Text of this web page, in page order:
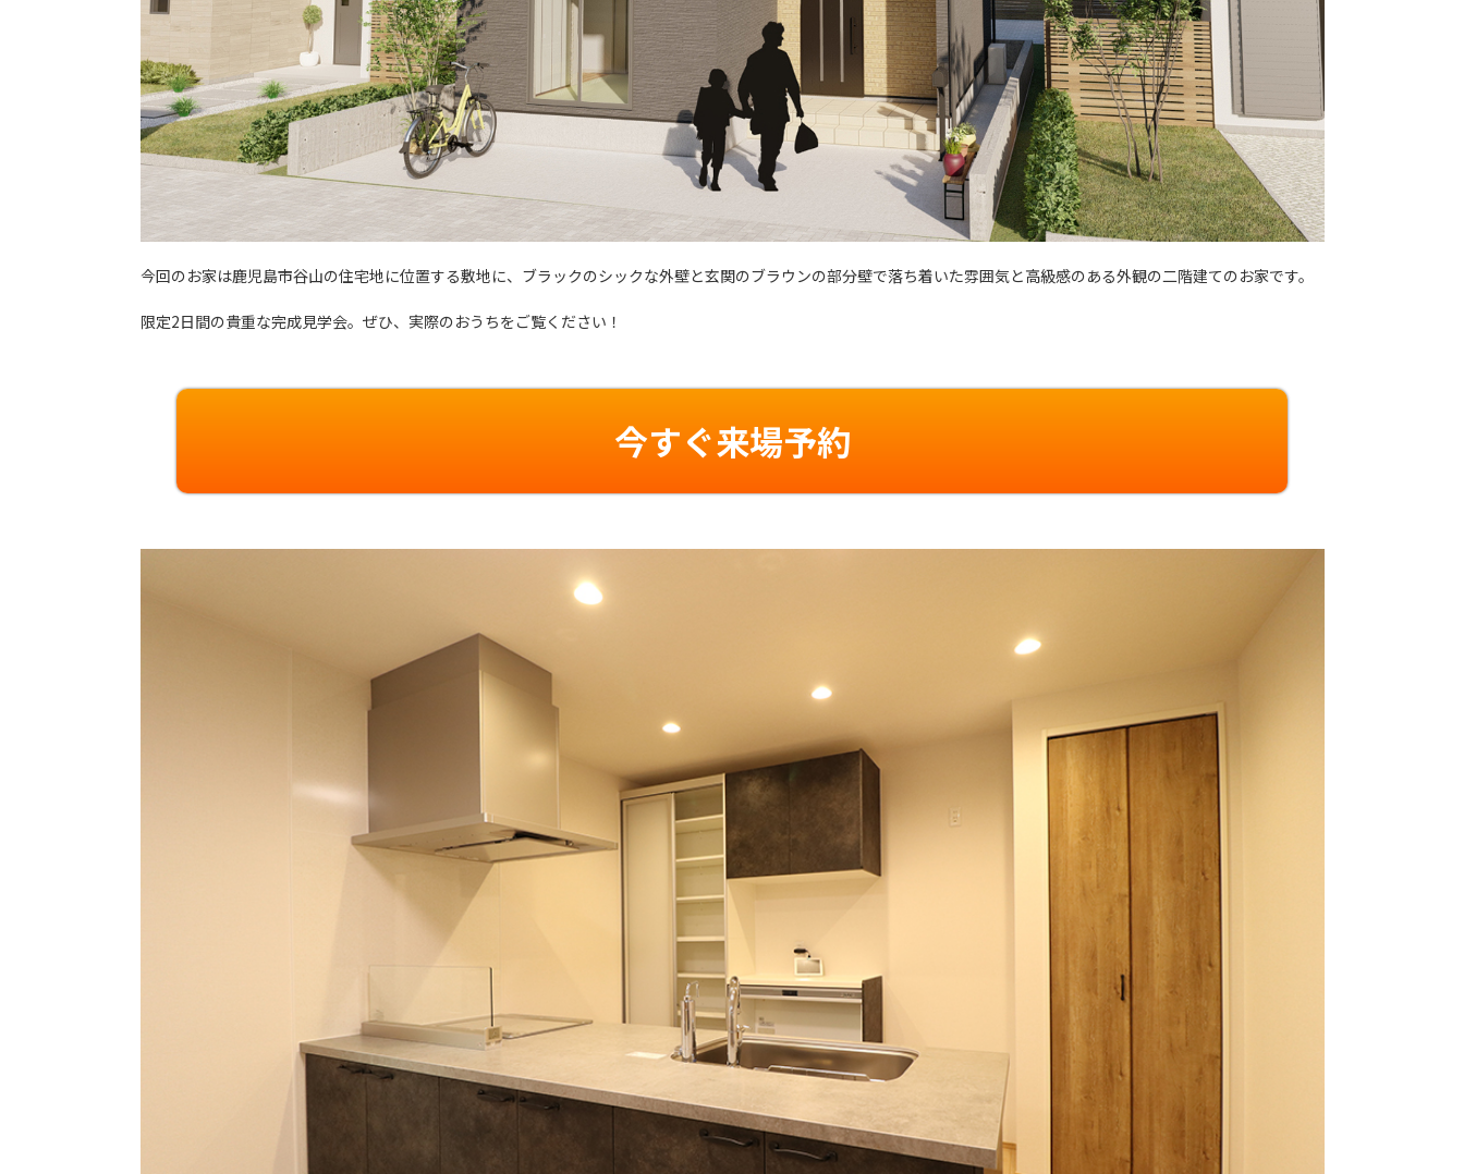
今回のお家は鹿児島市谷山の住宅地に位置する敷地に、ブラックのシックな外壁と玄関のブラウンの部分壁で落ち着いた雰囲気と高級感のある外観の二階建てのお家です。
限定2日間の貴重な完成見学会。ぜひ、実際のおうちをご覧ください！
今すぐ来場予約